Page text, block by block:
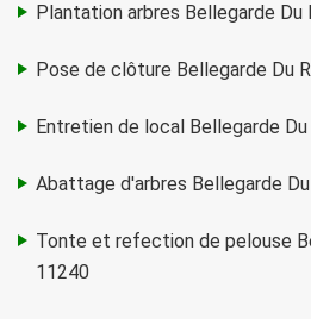
Plantation arbres Bellegarde Du
Pose de clôture Bellegarde Du
Entretien de local Bellegarde
Abattage d'arbres Bellegarde
Tonte et refection de pelouse
11240